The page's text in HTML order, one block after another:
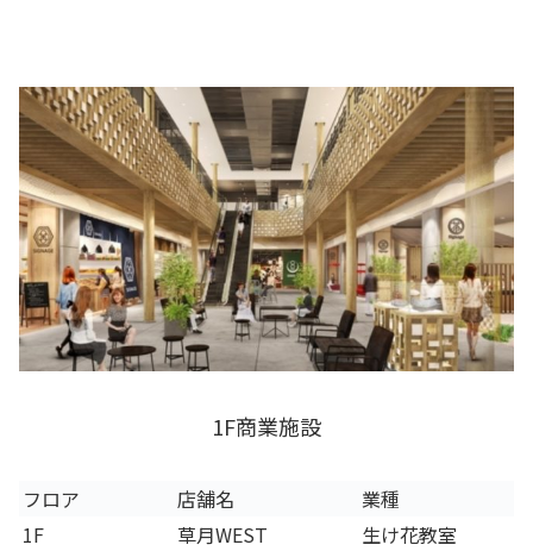
1F商業施設
フロア 店舗名
業種
1F
草月WEST
生け花教室